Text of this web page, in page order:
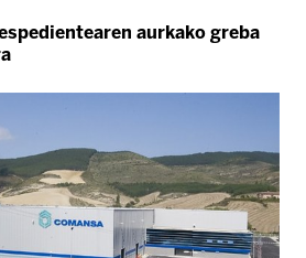
aurkako greba